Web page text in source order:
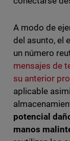
A modo de
del asunto, el
un número
mensajes de
su anterior
aplicable
potencial
manos